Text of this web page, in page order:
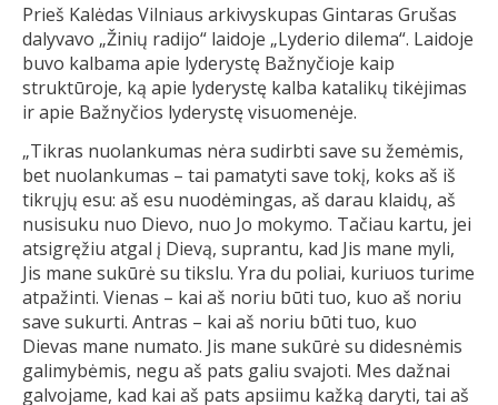
Prieš Kalėdas Vilniaus arkivyskupas Gintaras Grušas
dalyvavo „Žinių radijo“ laidoje „Lyderio dilema“. Laidoje
buvo kalbama apie lyderystę Bažnyčioje kaip
struktūroje, ką apie lyderystę kalba katalikų tikėjimas
ir apie Bažnyčios lyderystę visuomenėje.
„Tikras nuolankumas nėra sudirbti save su žemėmis,
bet nuolankumas – tai pamatyti save tokį, koks aš iš
tikrųjų esu: aš esu nuodėmingas, aš darau klaidų, aš
nusisuku nuo Dievo, nuo Jo mokymo. Tačiau kartu, jei
atsigręžiu atgal į Dievą, suprantu, kad Jis mane myli,
Jis mane sukūrė su tikslu. Yra du poliai, kuriuos turime
atpažinti. Vienas – kai aš noriu būti tuo, kuo aš noriu
save sukurti. Antras – kai aš noriu būti tuo, kuo
Dievas mane numato. Jis mane sukūrė su didesnėmis
galimybėmis, negu aš pats galiu svajoti. Mes dažnai
galvojame, kad kai aš pats apsiimu kažką daryti, tai aš